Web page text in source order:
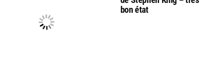
bon état